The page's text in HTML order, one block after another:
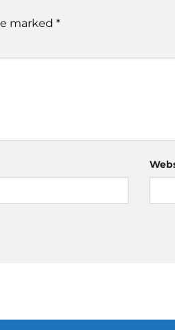
marked *